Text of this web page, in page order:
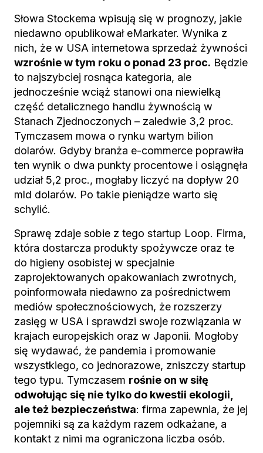
Słowa Stockema wpisują się w prognozy, jakie
niedawno opublikował eMarkater. Wynika z
nich, że w USA internetowa sprzedaż żywności
wzrośnie w tym roku o ponad 23 proc. Będzie
to najszybciej rosnąca kategoria, ale
jednocześnie wciąż stanowi ona niewielką
część detalicznego handlu żywnością w
Stanach Zjednoczonych – zaledwie 3,2 proc.
Tymczasem mowa o rynku wartym bilion
dolarów. Gdyby branża e-commerce poprawiła
ten wynik o dwa punkty procentowe i osiągnęła
udział 5,2 proc., mogłaby liczyć na dopływ 20
mld dolarów. Po takie pieniądze warto się
schylić.
Sprawę zdaje sobie z tego startup Loop. Firma,
która dostarcza produkty spożywcze oraz te
do higieny osobistej w specjalnie
zaprojektowanych opakowaniach zwrotnych,
poinformowała niedawno za pośrednictwem
mediów społecznościowych, że rozszerzy
zasięg w USA i sprawdzi swoje rozwiązania w
krajach europejskich oraz w Japonii. Mogłoby
się wydawać, że pandemia i promowanie
wszystkiego, co jednorazowe, zniszczy startup
tego typu. Tymczasem rośnie on w siłę
odwołując się nie tylko do kwestii ekologii,
ale też bezpieczeństwa: firma zapewnia, że jej
pojemniki są za każdym razem odkażane, a
kontakt z nimi ma ograniczona liczba osób.